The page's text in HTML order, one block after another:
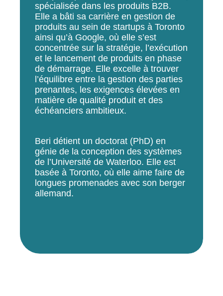
spécialisée dans les produits B2B.
Elle a bâti sa carrière en gestion de
produits au sein de startups à Toronto
ainsi qu’à Google, où elle s’est
concentrée sur la stratégie, l’exécution
et le lancement de produits en phase
de démarrage. Elle excelle à trouver
l’équilibre entre la gestion des parties
prenantes, les exigences élevées en
matière de qualité produit et des
échéanciers ambitieux.
Beri détient un doctorat (PhD) en
génie de la conception des systèmes
de l’Université de Waterloo. Elle est
basée à Toronto, où elle aime faire de
longues promenades avec son berger
allemand.